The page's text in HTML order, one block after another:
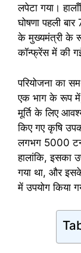
लपेटा गया।
घोषणा पहली
के मुख्यमंत्री के
कॉन्फ्रेंस में की
परियोजना का
एक भाग के रूप में,
मूर्ति के लिए
किए गए कृषि
लगभग 5000 टन
हालांकि, इसका
गया था, और
में उपयोग किया